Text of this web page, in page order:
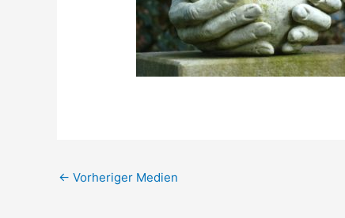
← Vorheriger Medien